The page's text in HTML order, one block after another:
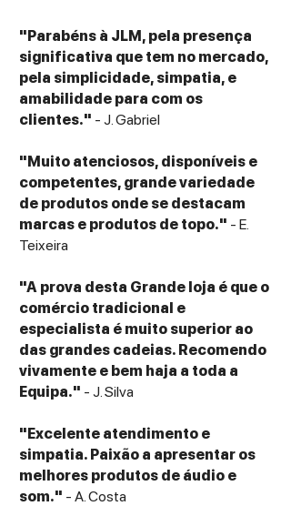
Tweeter: 25mm Fabric dome
Frequency Range: 51Hz – 26kHz
Sensitivity: 87dB
Peak SPL: 112dB
Power Handling: 120 Watts
Impedance: 6 Ohms
Design: 2-way
Grilles: Slim, cloth magnetic fit
Dimensões e Peso
250mm
Peso: 9.2kg (o par)
Conteúdo da Embalagem
2 x Colunas Acoustic Energy AE100²
2 x Grelhas frontais magnéticas em tecido
isolamento
Manual do utilizador
"Parabéns à JLM, pela presença
significativa que tem no mercado,
pela simplicidade, simpatia, e
amabilidade para com os
clientes." - J. Gabriel
"Muito atenciosos, disponíveis e
competentes, grande variedade
de produtos onde se destacam
marcas e produtos de topo." - E.
Teixeira
"A prova desta Grande loja é que o
comércio tradicional e
especialista é muito superior ao
das grandes cadeias. Recomendo
vivamente e bem haja a toda a
Equipa." - J. Silva
"Excelente atendimento e
simpatia. Paixão a apresentar os
melhores produtos de áudio e
som." - A. Costa